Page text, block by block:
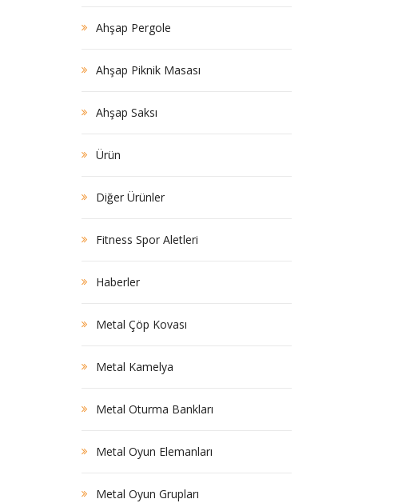
Ahşap Pergole
Ahşap Piknik Masası
Ahşap Saksı
Ürün
Diğer Ürünler
Fitness Spor Aletleri
Haberler
Metal Çöp Kovası
Metal Kamelya
Metal Oturma Bankları
Metal Oyun Elemanları
Metal Oyun Grupları